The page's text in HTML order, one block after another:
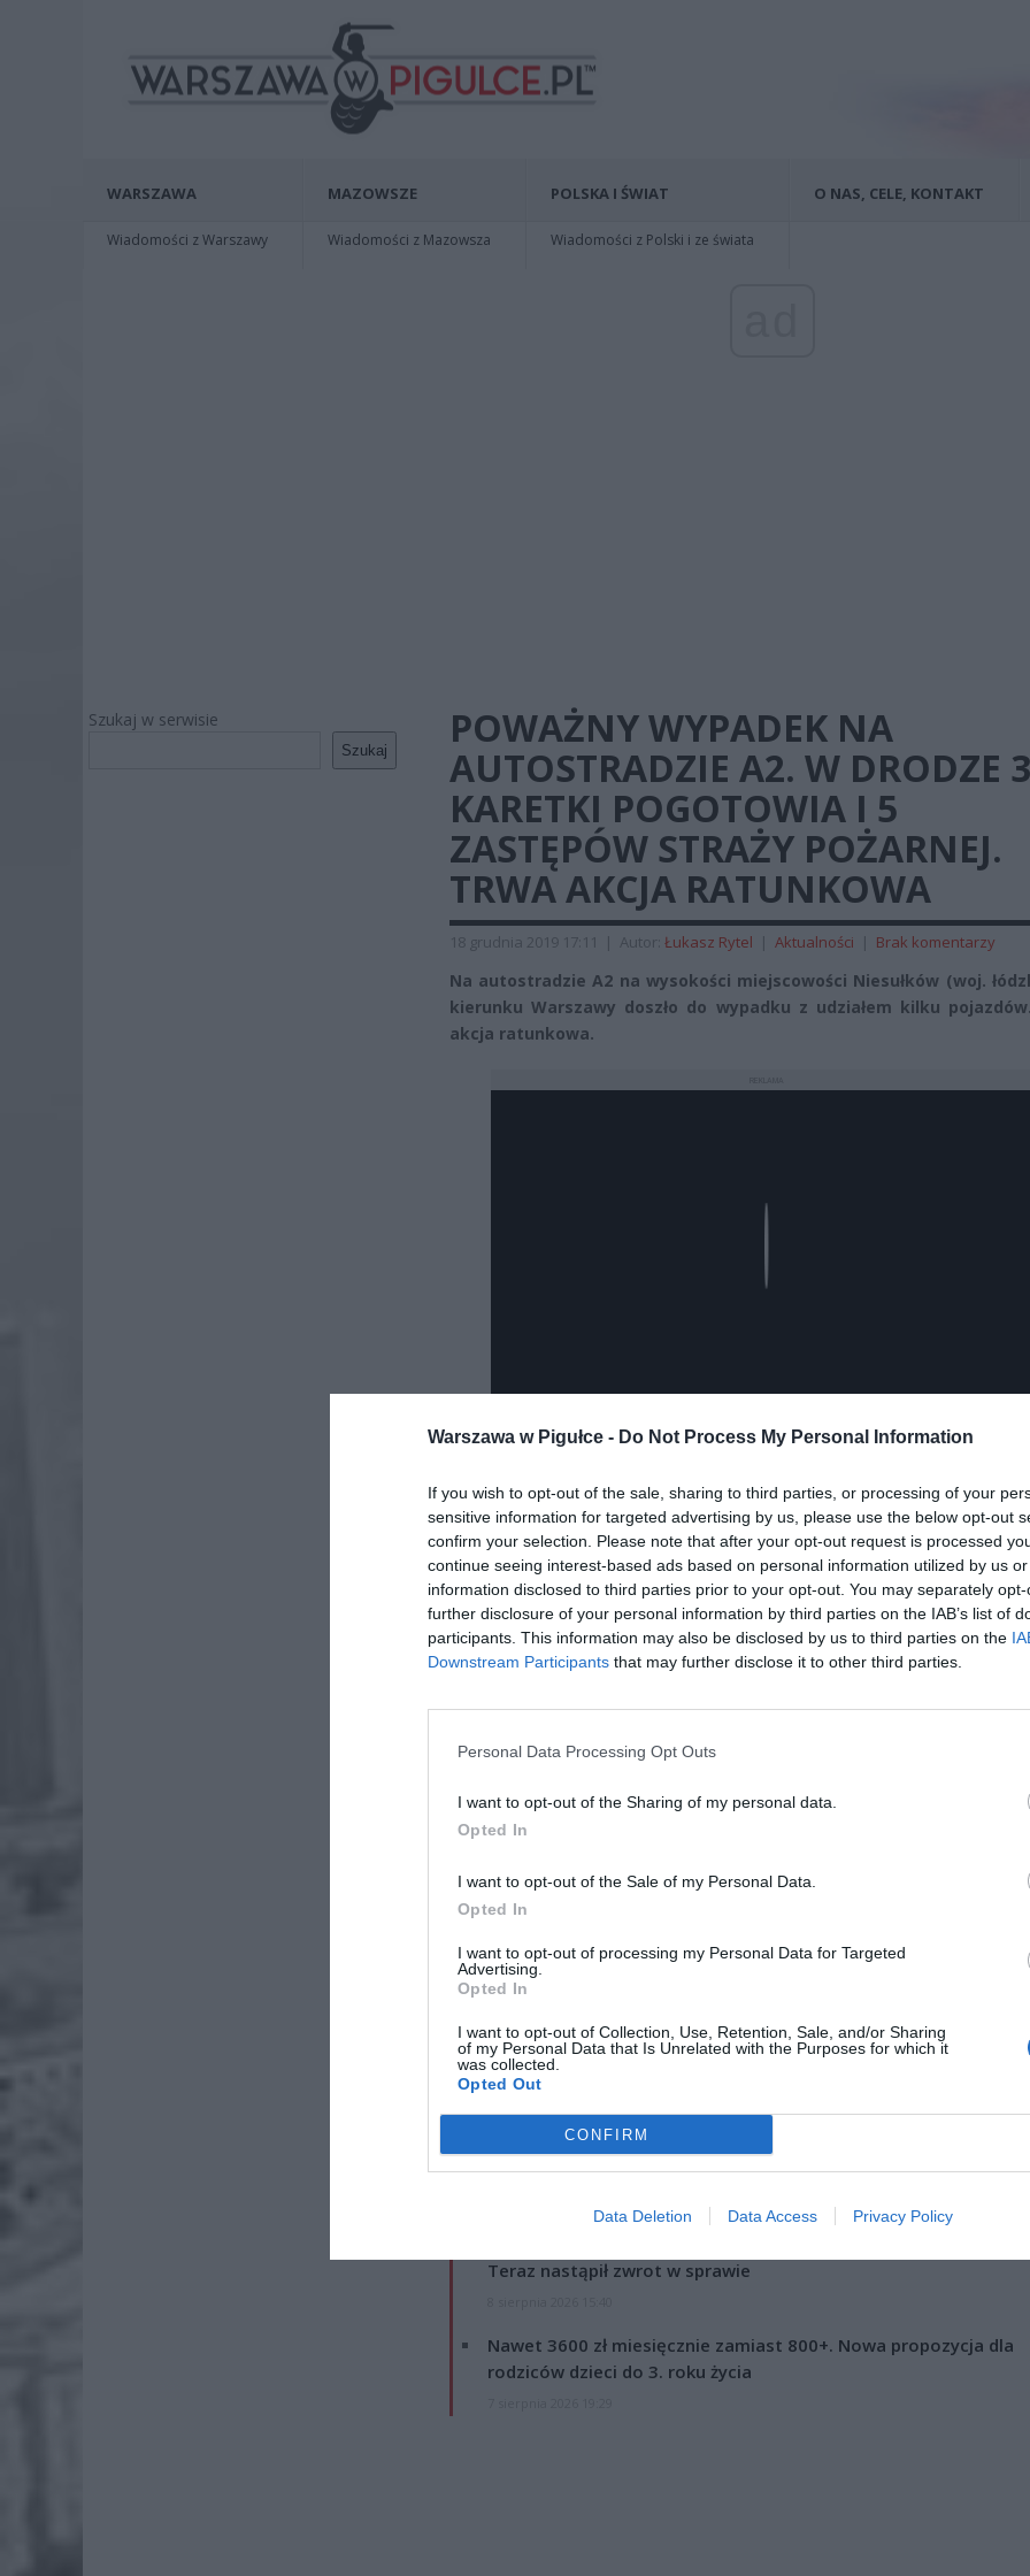
Warszawa w Pigułce - Do Not Process My Personal Information
If you wish to opt-out of the sale, sharing to third parties, or processing of your
sensitive information for targeted advertising by us, please use the below opt-out
confirm your selection. Please note that after your opt-out request is processed
continue seeing interest-based ads based on personal information utilized by us
information disclosed to third parties prior to your opt-out. You may separately
further disclosure of your personal information by third parties on the IAB’s list of
participants. This information may also be disclosed by us to third parties on the
Downstream Participants that may further disclose it to other third parties.
Personal Data Processing Opt Outs
I want to opt-out of the Sharing of my personal data.
Opted In
I want to opt-out of the Sale of my Personal Data.
Opted In
I want to opt-out of processing my Personal Data for Targeted
Advertising.
Opted In
I want to opt-out of Collection, Use, Retention, Sale, and/or Sharing
of my Personal Data that Is Unrelated with the Purposes for which it
was collected.
Opted Out
CONFIRM
Data Deletion Data Access Privacy Policy
WARSZAWA
Wiadomości z Warszawy
MAZOWSZE
Wiadomości z Mazowsza
POLSKA I ŚWIAT
Wiadomości z Polski i ze świata
O NAS, CELE, KONTAKT
Szukaj w serwisie
Szukaj
POWAŻNY WYPADEK NA
AUTOSTRADZIE A2. W DRODZE 3
KARETKI POGOTOWIA I 5
ZASTĘPÓW STRAŻY POŻARNEJ.
TRWA AKCJA RATUNKOWA
18 grudnia 2019 17:11 | Autor: Łukasz Rytel | Aktualności | Brak komentarzy
Na autostradzie A2 na wysokości miejscowości Niesułków (woj.
kierunku Warszawy doszło do wypadku z udziałem kilku
akcja ratunkowa.
ad
Fot. Łukasz/ Warszawa w Pigułce
Fot. Łukasz/ Warszawa w
W drodze są trzy karetki pogotowia i pięć zastępów straży pożarnej.
ZOBACZ RÓWNIEŻ:
Teraz nastąpił zwrot w sprawie
Nawet 3600 zł miesięcznie zamiast 800+. Nowa propozycja dla
rodziców dzieci do 3. roku życia